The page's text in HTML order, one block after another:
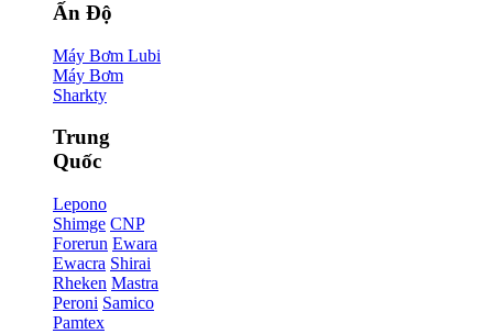
Ấn Độ
Máy Bơm Lubi
Máy Bơm
Sharkty
Trung
Quốc
Lepono
Shimge CNP
Forerun Ewara
Ewacra Shirai
Rheken Mastra
Peroni Samico
Pamtex